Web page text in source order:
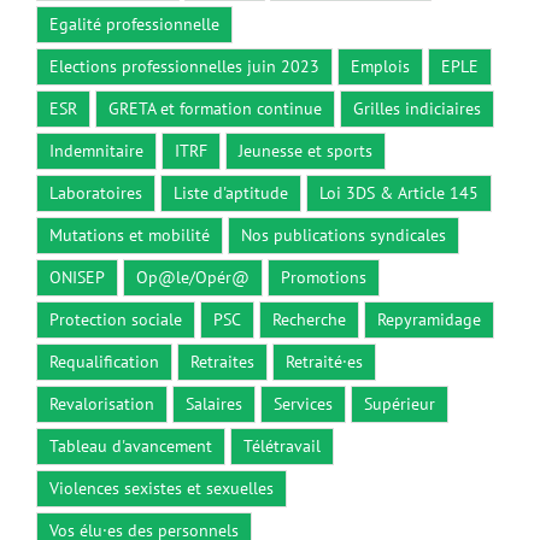
Egalité professionnelle
Elections professionnelles juin 2023
Emplois
EPLE
ESR
GRETA et formation continue
Grilles indiciaires
Indemnitaire
ITRF
Jeunesse et sports
Laboratoires
Liste d'aptitude
Loi 3DS & Article 145
Mutations et mobilité
Nos publications syndicales
ONISEP
Op@le/Opér@
Promotions
Protection sociale
PSC Recherche
Repyramidage
Requalification
Retraites
Retraité·es
Revalorisation
Salaires Services
Supérieur
Tableau d'avancement
Télétravail
Violences sexistes et sexuelles
Vos élu·es des personnels